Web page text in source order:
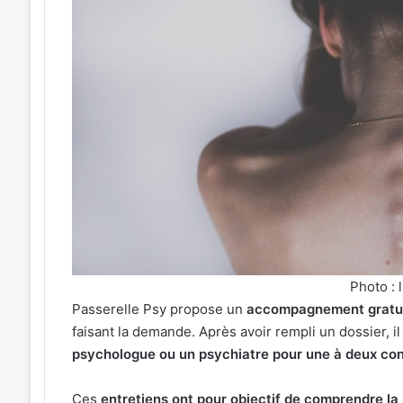
Photo :
Passerelle Psy propose un accompagnement
faisant la demande. Après avoir rempli un dossier,
psychologue ou un psychiatre pour une à deux
Ces entretiens ont pour objectif de comprendre
au parc archéologique
les 7 et 8 août 2026
émotion
particulière
Roth
cuisine
grand
FIM
2026
31 juillet 2026
« Une émotion
Michel Roth en
grand dîner
2026